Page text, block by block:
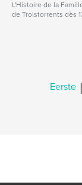
L'Histoire de la
de Troistorrents dès
Eerste |